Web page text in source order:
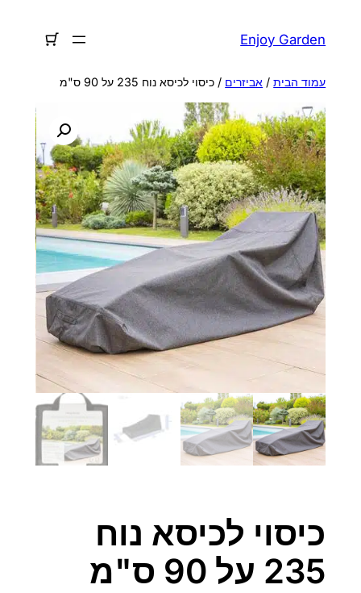
Enjoy Garden
עמוד הבית/ אביזרים / כיסוי לכיסא נוח 235 על 90 ס"מ
כיסוי לכיסא נוח
235 על 90 ס"מ